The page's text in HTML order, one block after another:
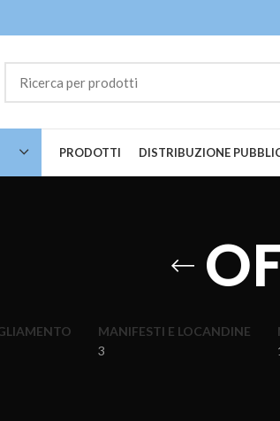
PRODOTTI DISTRIBUZIONE
MANIFESTI E LOCANDINE
3